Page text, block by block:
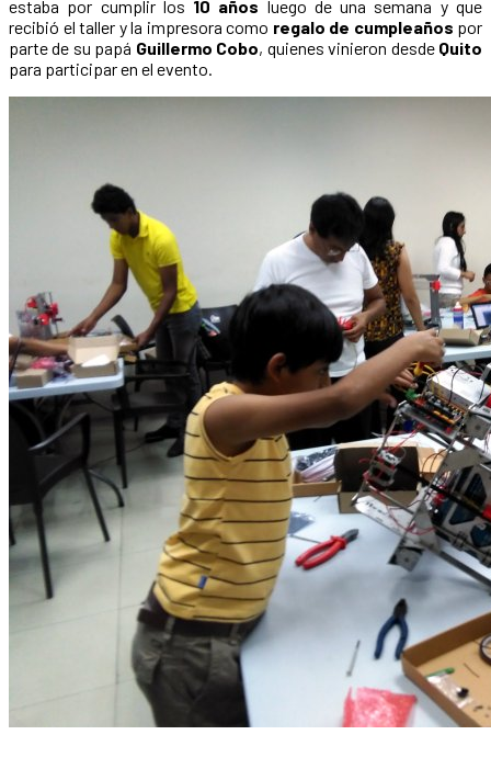
estaba por cumplir los 10 años luego de una semana y que
recibió el taller y la impresora como regalo de cumpleaños por
parte de su papá Guillermo Cobo, quienes vinieron desde Quito
para participar en el evento.